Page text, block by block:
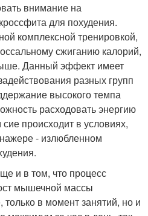
внимание на
для похудения.
комплексной тренировкой,
сжиганию калорий,
Данный эффект имеет
разных групп
высокого темпа
расходовать энергию
происходит в условиях,
- излюбленном
и в том, что процесс
мышечной массы
в момент занятий, но и